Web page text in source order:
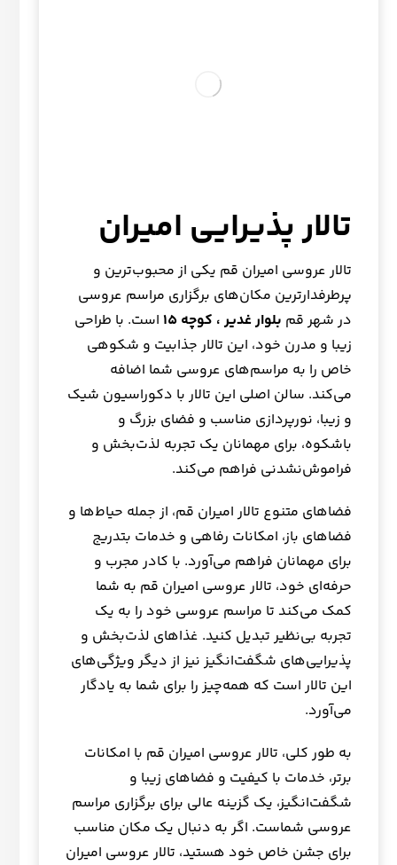
تالار پذیرایی امیران
تالار عروسی امیران قم یکی از محبوب‌ترین و
پرطرفدارترین مکان‌های برگزاری مراسم عروسی
در شهر قم بلوار غدیر ، کوچه 15
است. با طراحی
زیبا و مدرن خود، این تالار جذابیت و شکوهی
خاص را به مراسم‌های عروسی شما اضافه
می‌کند. سالن اصلی این تالار با دکوراسیون شیک
و زیبا، نورپردازی مناسب و فضای بزرگ و
باشکوه، برای مهمانان یک تجربه لذت‌بخش و
فراموش‌نشدنی فراهم می‌کند.
فضاهای متنوع تالار امیران قم، از جمله حیاط‌ها و
فضاهای باز، امکانات رفاهی و خدمات بتدریج
برای مهمانان فراهم می‌آورد. با کادر مجرب و
حرفه‌ای خود، تالار عروسی امیران قم به شما
کمک می‌کند تا مراسم عروسی خود را به یک
تجربه بی‌نظیر تبدیل کنید. غذاهای لذت‌بخش و
پذیرایی‌های شگفت‌انگیز نیز از دیگر ویژگی‌های
این تالار است که همه‌چیز را برای شما به یادگار
می‌آورد.
به طور کلی، تالار عروسی امیران قم با امکانات
برتر، خدمات با کیفیت و فضاهای زیبا و
شگفت‌انگیز، یک گزینه عالی برای برگزاری مراسم
عروسی شماست. اگر به دنبال یک مکان مناسب
برای جشن خاص خود هستید، تالار عروسی امیران